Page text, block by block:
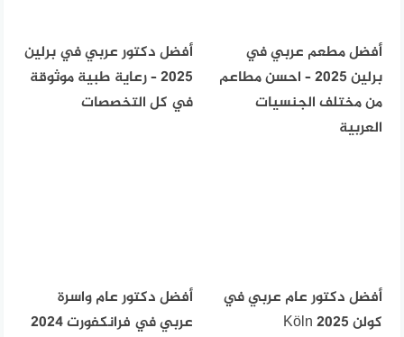
أفضل مطعم عربي في
برلين 2025 – احسن مطاعم
من مختلف الجنسيات
العربية
أفضل دكتور عربي في برلين
2025 – رعاية طبية موثوقة
في كل التخصصات
أفضل دكتور عام عربي في
كولن Köln 2025
أفضل دكتور عام واسرة
عربي في فرانكفورت 2024